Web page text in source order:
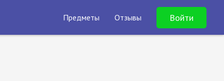
Предметы Отзывы Войти